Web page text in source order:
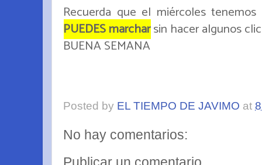
Recuerda que el miércoles
PUEDES marcharsin hacer algunos
BUENA SEMANA
Posted by EL TIEMPO DE JAVIMO at
No hay comentarios: